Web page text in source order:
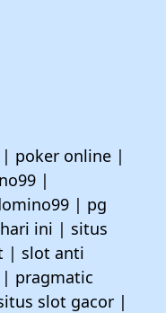
| poker online |
|
| pg
ini | situs
| slot anti
| pragmatic
slot gacor |